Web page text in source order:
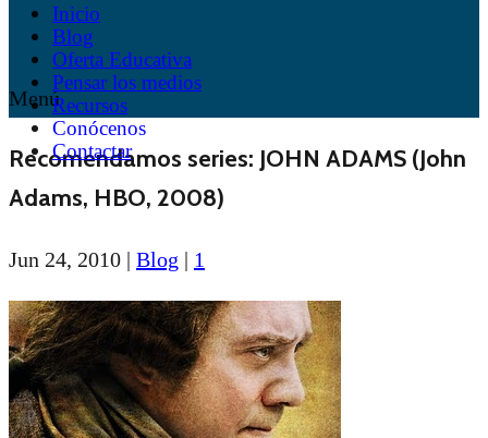
Inicio
Blog
Oferta Educativa
Pensar los medios
Recursos
Conócenos
Contactar
Menú
Recomendamos series: JOHN ADAMS (John
Adams, HBO, 2008)
Jun 24, 2010 | Blog | 1